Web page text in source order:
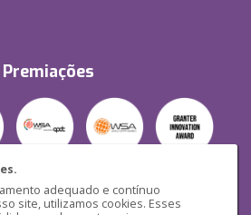
adequado e contínuo
site, utilizamos cookies. Esses
Premiações
Segurança